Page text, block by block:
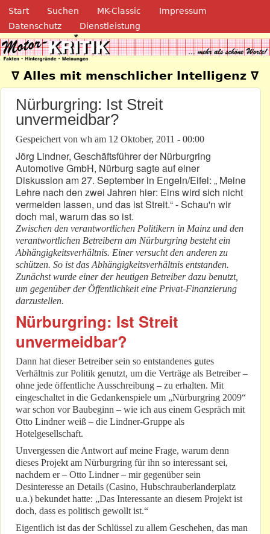
Direkt zum Inhalt
Navigation
Start Suchen MK-Classic
Impressum
Datenschutz
Dienstleistung
Motor-Kritik.de
∇ Alles mit menschlicher Intelligenz ∇
Nürburgring: Ist Streit
unvermeidbar?
Gespeichert von wh am 12 Oktober, 2011 - 00:00
Jörg Lindner, Geschäftsführer der Nürburgring
Automotive GmbH, Nürburg sagte auf einer
Diskussion am 27. September in Engeln/Eifel: „ Meine
Lehre nach den zwei Jahren hier: Eins wird sich nicht
vermeiden lassen, und das ist Streit.“ - Schau'n wir
doch mal, warum das so ist.
Zwischen den verantwortlichen Politikern in Mainz und den
verantwortlichen Betreibern am Nürburgring besteht ein
Abhängigkeitsverhältnis. Einer versucht den anderen zu
schützen. So ist das Abhängigkeitsverhältnis entstanden.
Zunächst wurde einer der heutigen Betreiber dazu benutzt,
um gegenüber der Öffentlichkeit eine Privat-Finanzierung
darzustellen.
Nürburgring: Ist Streit
unvermeidbar?
Dann hat dieser Betreiber sein so entstandenes gutes
Verhältnis zur Politik genutzt, um die Verträge als Betreiber –
ohne jede öffentliche Ausschreibung – zu erhalten. Mit
eingeschaltet in die Gedankenspiele um „Nürburgring 2009“
war schon vor Baubeginn – wie ich aus einem Gespräch mit
Otto Lindner weiß – die Lindner-Gruppe als
Hotelgesellschaft.
Unvergessen die Antwort auf meine Frage, warum denn
dieses Projekt am Nürburgring für ihn so interessant sei,
nachdem er – Otto Lindner – mir gegenüber sein
Desinteresse an Details (Casino, Hubschrauberlanderplatz
u.a.) bekundet hatte: „Das Interessante an diesem Projekt ist
doch, dass es politisch gewollt ist.“
Eigentlich ist das der Schlüssel zu allem Geschehen, das man